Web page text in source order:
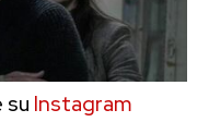
su Instagram